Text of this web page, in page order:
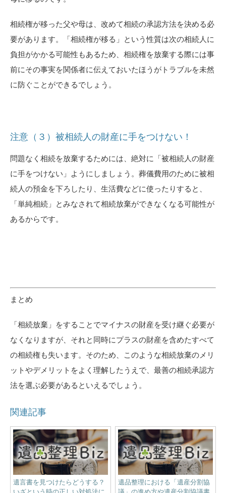
相続権が移った父や母は、改めて相続の承認方法を決める必
要があります。「相続権が移る」という性質は次の相続人に
負担がかかる可能性もあるため、相続権を放棄する際には事
前にその事実を関係者に伝えておいたほうがトラブルを未然
に防ぐことができるでしょう。
注意（３）被相続人の財産に手をつけない！
問題なく相続を放棄するためには、絶対に「被相続人の財産
に手をつけない」ようにしましょう。葬儀費用のために被相
続人の預金を下ろしたり、生活費などに使ったりすると、
「単純相続」とみなされて相続放棄ができなくなる可能性が
あるからです。
まとめ
「相続放棄」をすることでマイナスの財産を受け継ぐ必要が
なくなりますが、それと同時にプラスの財産を含めたすべて
の相続権も失います。そのため、このような相続放棄のメリ
ットやデメリットをよく理解したうえで、最善の相続承認方
法を選ぶ必要があるといえるでしょう。
関連記事
遺言書を見つけたらどうする？
遺品整理における「遺産分割協